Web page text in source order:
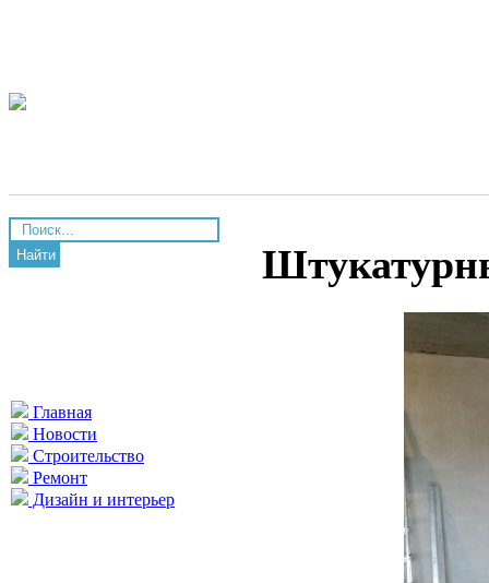
Найти
Главная
Новости
Строительство
Ремонт
Дизайн и интерьер